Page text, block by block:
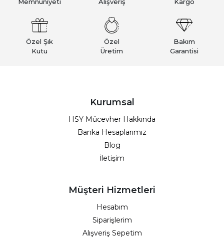
Özel Şık
Kutu
Özel
Üretim
Bakım
Garantisi
Kurumsal
HSY Mücevher Hakkında
Banka Hesaplarımız
Blog
İletişim
Müşteri Hizmetleri
Hesabım
Siparişlerim
Alışveriş Sepetim